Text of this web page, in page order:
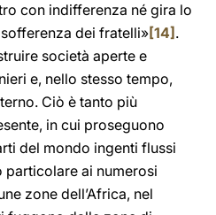
con indifferenza né gira lo
dei fratelli»[14] .
società aperte e
e, nello stesso tempo,
Ciò è tanto più
in cui proseguono
del mondo ingenti flussi
particolare ai numerosi
zone dell’Africa, nel